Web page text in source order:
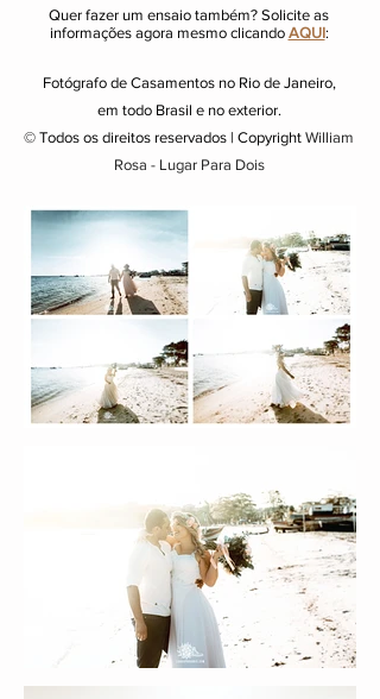
Quer fazer um ensaio também? Solicite as
informações agora mesmo clicando AQUI:
Fotógrafo de Casamentos no Rio de Janeiro,
em todo Brasil e no exterior.
© Todos os direitos reservados | Copyright William
Rosa - Lugar Para Dois